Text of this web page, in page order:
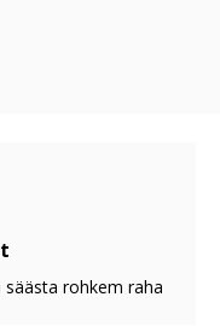
rohkem raha